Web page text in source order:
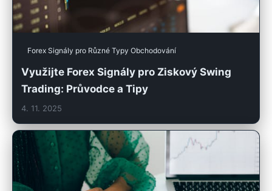
Forex Signály pro Různé Typy Obchodování
Využijte Forex Signály pro Ziskový Swing
Trading: Průvodce a Tipy
4. 11. 2025